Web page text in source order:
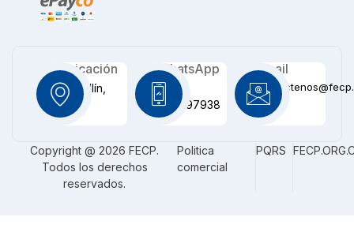
Ubicación
Medellín,
CO
WhatsApp
+57
3116097938
Email
Copyright @ 2026 FECP.
Todos los derechos
reservados.
Politica
comercial
PQRS